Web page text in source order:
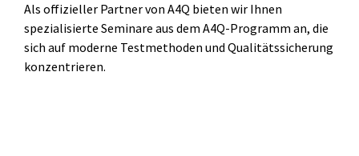
Xray Essentials
Xray für Power User
Xray für Administratoren
Als offizieller Partner von A4Q bieten wir Ihnen
spezialisierte Seminare aus dem A4Q-Programm an, die
sich auf moderne Testmethoden und Qualitätssicherung
konzentrieren.